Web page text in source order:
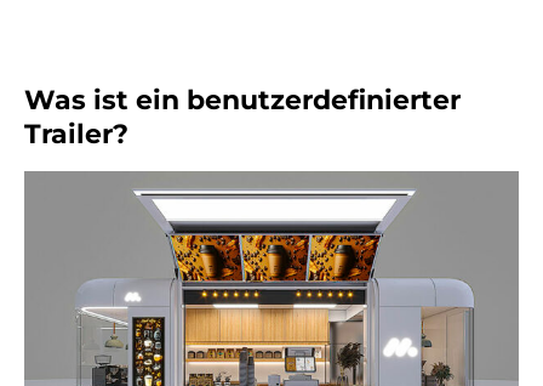
Was ist ein benutzerdefinierter
Trailer?